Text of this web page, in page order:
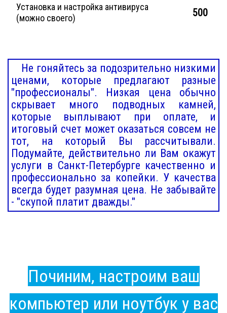
Установка и настройка антивируса
(можно своего)
500
Не гоняйтесь за подозрительно низкими
ценами, которые предлагают разные
"профессионалы". Низкая цена обычно
скрывает много подводных камней,
которые выплывают при оплате, и
итоговый счет может оказаться совсем не
тот, на который Вы рассчитывали.
Подумайте, действительно ли Вам окажут
услуги в Санкт-Петербурге качественно и
профессионально за копейки. У качества
всегда будет разумная цена. Не забывайте
- "скупой платит дважды."
Починим, настроим ваш
компьютер или ноутбук у вас